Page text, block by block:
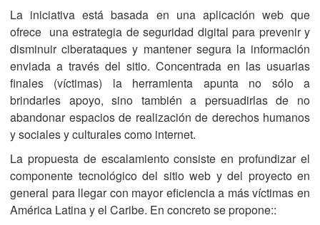
La iniciativa está basada en una aplicación web que
ofrece una estrategia de seguridad digital para prevenir y
disminuir ciberataques y mantener segura la información
enviada a través del sitio. Concentrada en las usuarias
finales (víctimas) la herramienta apunta no sólo a
brindarles apoyo, sino también a persuadirlas de no
abandonar espacios de realización de derechos humanos
y sociales y culturales como internet.
La propuesta de escalamiento consiste en profundizar el
componente tecnológico del sitio web y del proyecto en
general para llegar con mayor eficiencia a más víctimas en
América Latina y el Caribe. En concreto se propone::